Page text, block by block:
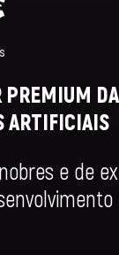
ARTIFICIAIS
e de